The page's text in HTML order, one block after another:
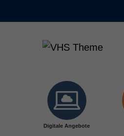
Digitale Angebote